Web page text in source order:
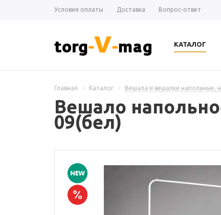
Условия оплаты Доставка Вопрос-ответ
КАТАЛОГ
Главная - Каталог - Вешала и вешалки напольные,
Вешало
09(бел)